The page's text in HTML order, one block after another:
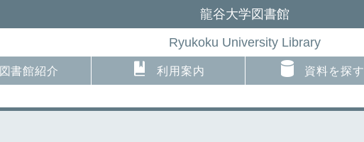
龍谷大学図書館
Ryukoku University Library
図書館紹介 利用案内 資料を探す